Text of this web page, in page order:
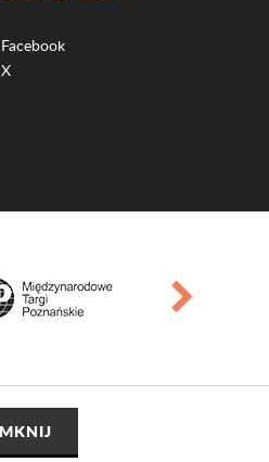
Facebook
X